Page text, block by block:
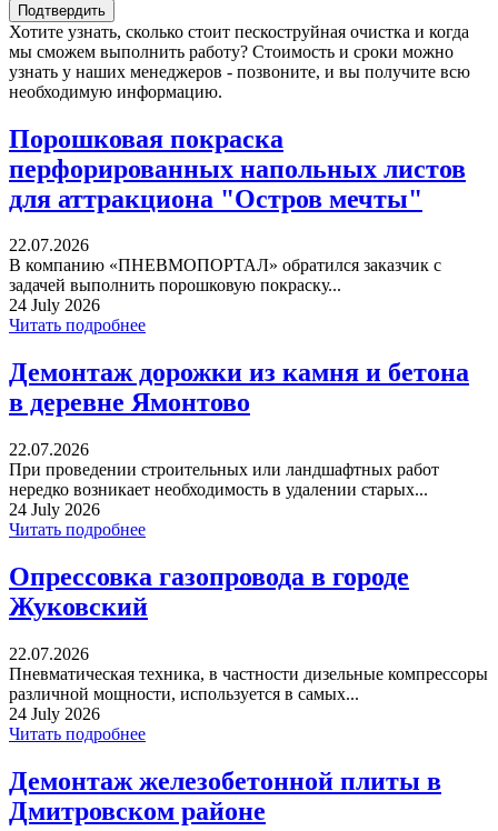
Хотите узнать, сколько стоит пескоструйная очистка и когда
мы сможем выполнить работу? Стоимость и сроки можно
узнать у наших менеджеров - позвоните, и вы получите всю
необходимую информацию.
Порошковая покраска
перфорированных напольных листов
для аттракциона "Остров мечты"
22.07.2026
В компанию «ПНЕВМОПОРТАЛ» обратился заказчик с
задачей выполнить порошковую покраску...
24 July 2026
Читать подробнее
Демонтаж дорожки из камня и бетона
в деревне Ямонтово
22.07.2026
При проведении строительных или ландшафтных работ
нередко возникает необходимость в удалении старых...
24 July 2026
Читать подробнее
Опрессовка газопровода в городе
Жуковский
22.07.2026
Пневматическая техника, в частности дизельные компрессоры
различной мощности, используется в самых...
24 July 2026
Читать подробнее
Демонтаж железобетонной плиты в
Дмитровском районе